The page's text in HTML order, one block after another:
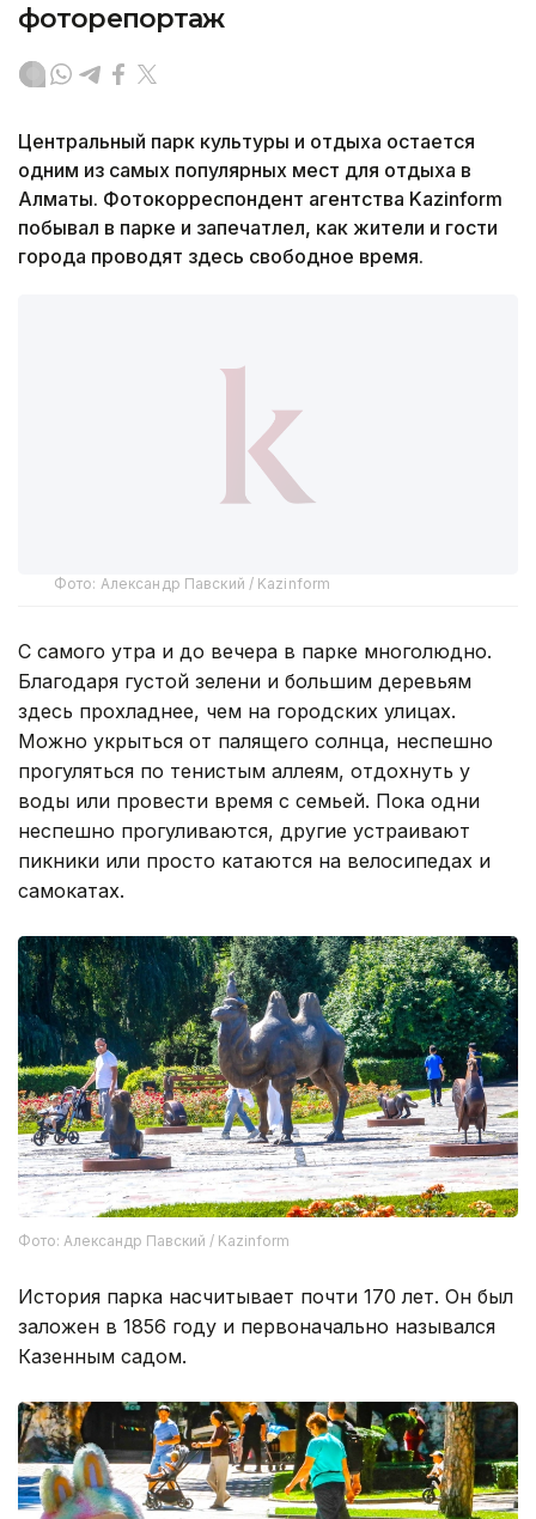
фоторепортаж
Центральный парк культуры и отдыха остается
одним из самых популярных мест для отдыха в
Алматы. Фотокорреспондент агентства Kazinform
побывал в парке и запечатлел, как жители и гости
города проводят здесь свободное время.
С самого утра и до вечера в парке многолюдно.
Благодаря густой зелени и большим деревьям
здесь прохладнее, чем на городских улицах.
Можно укрыться от палящего солнца, неспешно
прогуляться по тенистым аллеям, отдохнуть у
воды или провести время с семьей. Пока одни
неспешно прогуливаются, другие устраивают
пикники или просто катаются на велосипедах и
История парка насчитывает почти 170 лет. Он был
заложен в 1856 году и первоначально назывался